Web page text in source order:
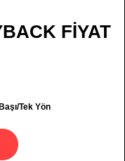
FİYAT
Tek Yön